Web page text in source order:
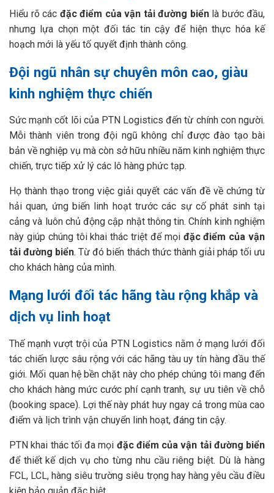
Hiểu rõ các đặc điểm của vận tải đường biểnlà bước đầu,
nhưng lựa chọn một đối tác tin cậy để hiện thực hóa kế
hoạch mới là yếu tố quyết định thành công.
Đội ngũ nhân sự chuyên môn cao, giàu
kinh nghiệm thực chiến
Sức mạnh cốt lõi của PTN Logistics đến từ chính con người.
Mỗi thành viên trong đội ngũ không chỉ được đào tạo bài
bản về nghiệp vụ mà còn sở hữu nhiều năm kinh nghiệm thực
chiến, trực tiếp xử lý các lô hàng phức tạp.
Họ thành thạo trong việc giải quyết các vấn đề về chứng từ
hải quan, ứng biến linh hoạt trước các sự cố phát sinh tại
cảng và luôn chủ động cập nhật thông tin. Chính kinh nghiệm
này giúp chúng tôi khai thác triệt để mọi đặc điểm của vận
tải đường biển. Từ đó biến thách thức thành giải pháp tối ưu
cho khách hàng của mình.
Mạng lưới đối tác hãng tàu rộng khắp và
dịch vụ linh hoạt
Thế mạnh vượt trội của PTN Logistics nằm ở mạng lưới đối
tác chiến lược sâu rộng với các hãng tàu uy tín hàng đầu thế
giới. Mối quan hệ bền chặt này cho phép chúng tôi mang đến
cho khách hàng mức cước phí cạnh tranh, sự ưu tiên về chỗ
(booking space). Lợi thế này phát huy ngay cả trong mùa cao
điểm và lịch trình vận chuyển linh hoạt, đáng tin cậy.
PTN khai thác tối đa mọi đặc điểm của vận tải đường biển
để thiết kế dịch vụ cho từng nhu cầu riêng biệt. Dù là hàng
FCL, LCL, hàng siêu trường siêu trọng hay hàng yêu cầu điều